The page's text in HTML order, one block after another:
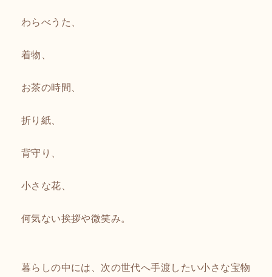
わらべうた、
着物、
お茶の時間、
折り紙、
背守り、
小さな花、
何気ない挨拶や微笑み。
暮らしの中には、次の世代へ手渡したい小さな宝物